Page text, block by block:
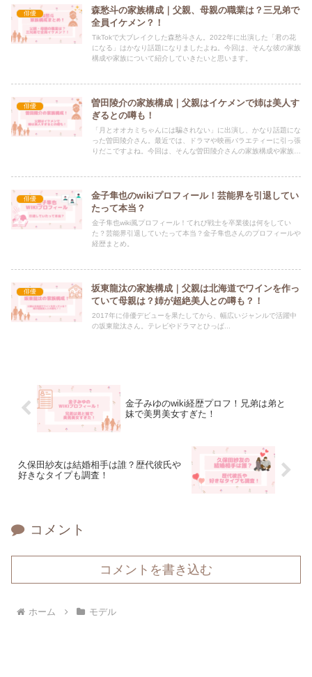
俳優
森愁斗の家族構成｜父親、母親の職業は？三兄弟で
全員イケメン？！
TikTokで大ブレイクした森愁斗さん。2022年に出演した「君の花
になる」はかなり話題になりましたよね。今回は、そんな彼の家族
構成や家族について紹介していきたいと思います。
俳優
曽田陵介の家族構成｜父親はイケメンで姉は美人す
ぎるとの噂も！
「月とオオカミちゃんには騙されない」に出演し、かなり話題にな
った曽田陵介さん。最近では、ドラマや映画バラエティーに引っ張
りだこですよね。今回は、そんな曽田陵介さんの家族構成や家族に
俳優
金子隼也のwikiプロフィール！芸能界を引退してい
たって本当？
金子隼也wiki風プロフィール！てれび戦士を卒業後は何をしてい
た？芸能界引退していたって本当？金子隼也さんのプロフィールや
経歴まとめ。
俳優
坂東龍汰の家族構成｜父親は北海道でワインを作っ
ていて母親は？姉が超絶美人との噂も？！
2017年に俳優デビューを果たしてから、幅広いジャンルで活躍中
の坂東龍汰さん。テレビやドラマとひっぱ...
金子みゆのwiki経歴プロフ！兄弟は弟と
妹で美男美女すぎた！
久保田紗友は結婚相手は誰？歴代彼氏や
好きなタイプも調査！
コメント
コメントを書き込む
ホーム モデル